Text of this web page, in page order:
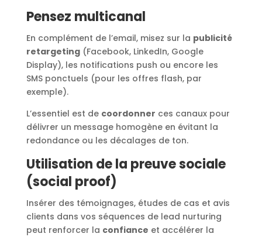
Pensez multicanal
En complément de l’email, misez sur la publicité
retargeting(Facebook, LinkedIn, Google
Display), les notifications push ou encore les
SMS ponctuels (pour les offres flash, par
exemple).
L’essentiel est de coordonner ces canaux pour
délivrer un message homogène en évitant la
redondance ou les décalages de ton.
Utilisation de la preuve sociale
(social proof)
Insérer des témoignages, études de cas et avis
clients dans vos séquences de lead nurturing
peut renforcer la confiance et accélérer la